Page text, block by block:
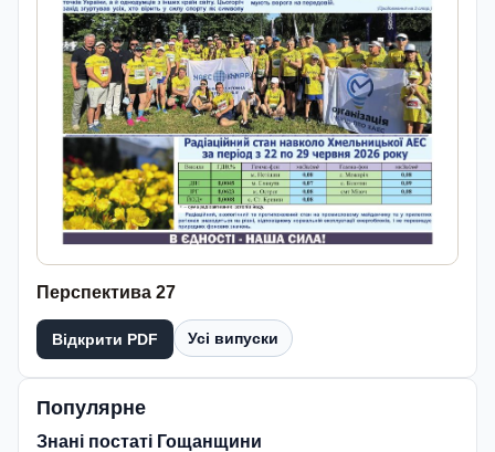
Перспектива 27
Відкрити PDF Усі випуски
Популярне
Знані постаті Гощанщини